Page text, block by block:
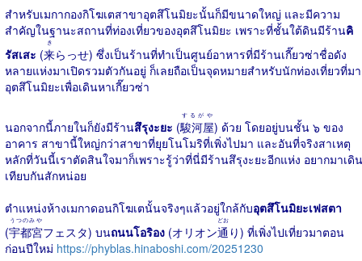
สำหรับเมกากองกิโฆเตสาขาอุตสึโนมิยะนั้นก็มีขนาดใหญ่ และมีความ
สำคัญในฐานะสถานที่ท่องเที่ยวของอุตสึโนมิยะ เพราะที่ชั้นใต้ดินมีร้านคิ
รัสเสะ (来
き
らっせ) ซึ่งเป็นร้านที่ทำเป็นศูนย์อาหารที่มีร้านเกี๊ยวซ่าชื่อดัง
หลายแห่งมาเปิดรวมตัวกันอยู่ ก็เลยถือเป็นจุดหมายสำหรับนักท่องเที่ยวที่มา
อุตสึโนมิยะเพื่อเดินหาเกี๊ยวซ่า
นอกจากนี้ภายในก็ยังมีร้านสึรุงะยะ (駿河屋
するがや
) ด้วย โดยอยู่บนชั้น ๖ ของ
อาคาร สาขานี้ใหญ่กว่าสาขาที่ยุยโนโมริที่เพิ่งไปมา และอันที่จริงสาเหตุ
หลักที่วันนี้เราตัดสินใจมาก็เพราะรู้ว่าที่นี่มีร้านสึรุงะยะอีกแห่ง อยากมาเดิน
เทียบกันสักหน่อย
ตำแหน่งห้างเมกาดอนกิโฆเตนั้นจริงๆแล้วอยู่ใกล้กับอุตสึโนมิยะเฟสตา
(宇都宮
うつのみや
フェスタ) บนถนนโอริอง (オリオン通
どお
り) ที่เพิ่งไปเที่ยวมาตอน
ก่อนปีใหม่ https://phyblas.hinaboshi.com/20251230